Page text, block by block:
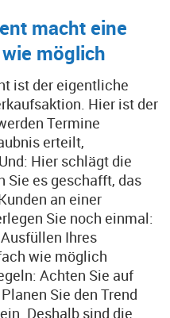
macht eine
möglich
ist der eigentliche
Hier ist der
Termine
erteilt,
Hier schlägt die
Sie es geschafft, das
an einer
Sie noch einmal:
Ihres
wie möglich
Achten Sie auf
Sie den Trend
Deshalb sind die